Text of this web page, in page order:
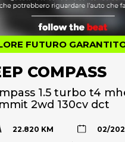
FUTURO
COMPASS
1.5 turbo t4
2wd 130cv dct
22.820 KM 02/